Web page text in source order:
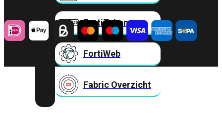
FortiToken
FortiWeb
Fabric Overzicht